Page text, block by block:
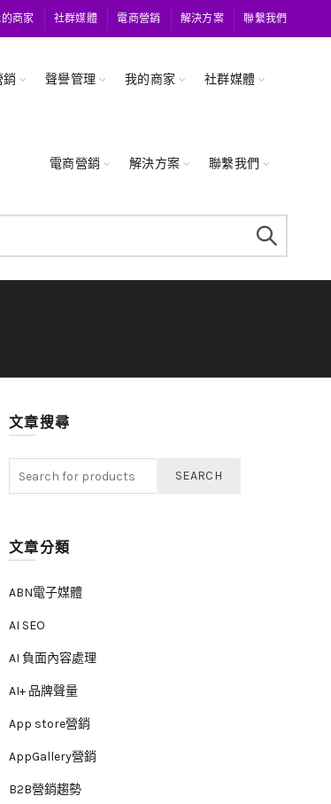
商家 社群媒體 電商營銷 解決方案 聯繫我們
銷 聲譽管理 我的商家 社群媒體
電商營銷 解決方案 聯繫我們
文章搜尋
SEARCH
文章分類
ABN電子媒體
AI SEO
AI 負面內容處理
AI+ 品牌聲量
App store營銷
AppGallery營銷
B2B營銷趨勢